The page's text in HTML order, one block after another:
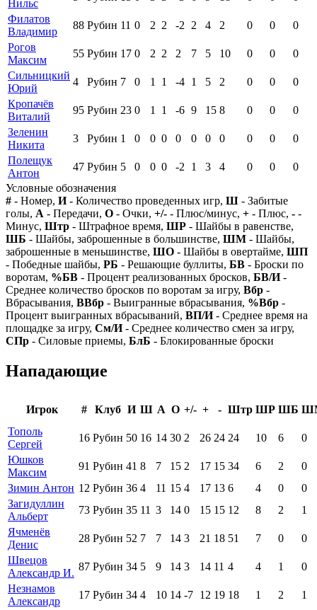
Нильс
Филатов
Владимир
88 Рубин 11 0 2 2 -2 2 4 2 0 0
0
Рогов
Максим
55 Рубин 17 0 2 2 2 7 5 10 0 0
0
Сильницкий
Юрий
4 Рубин 7 0 1 1 -4 1 5 2 0 0
0
Кропачёв
Виталий
95 Рубин 23 0 1 1 -6 9 15 8 0 0
0
Зеленин
Никита
3 Рубин 1 0 0 0 0 0 0 0 0 0
0
Полещук
Антон
47 Рубин 5 0 0 0 -2 1 3 4 0 0
0
Условные обозначения
# - Номер, И- Количество проведенных игр, Ш - Забитые
голы, А - Передачи, О - Очки, +/- - Плюс/минус, + - Плюс, - -
Минус, Штр - Штрафное время, ШР - Шайбы в равенстве,
ШБ - Шайбы, заброшенные в большинстве, ШМ - Шайбы,
заброшенные в меньшинстве, ШО - Шайбы в овертайме, ШП
- Победные шайбы, РБ - Решающие буллиты, БВ - Броски по
воротам, %БВ - Процент реализованных бросков, БВ/И-
Среднее количество бросков по воротам за игру, Вбр -
Вбрасывания, ВВбр - Выигранные вбрасывания, %Вбр -
Процент выигранных вбрасываний, ВП/И- Среднее время на
площадке за игру, См/И- Среднее количество смен за игру,
СПр - Силовые приемы, БлБ - Блокированные броски
Нападающие
Игрок # Клуб И Ш А О +/- + - Штр ШР ШБ
Тополь
Сергей
16 Рубин 50 16 14 30 2 26 24 24 10 6
0
Юшков
Максим
91 Рубин 41 8 7 15 2 17 15 34 6 2
0
Зимин Антон 12 Рубин 36 4 11 15 4 17 13 6 4 0
0
Загидуллин
Альберт
73 Рубин 35 11 3 14 0 15 15 12 8 2
1
Ячменёв
Денис
28 Рубин 52 7 7 14 3 21 18 51 7 0
0
Швецов
Александр И.
87 Рубин 34 5 9 14 3 14 11 4 4 1
0
Незнамов
Александр
17 Рубин 34 4 10 14 -7 12 19 18 1 2
1